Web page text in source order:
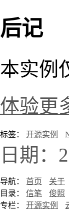
后记
本实例
体验更
标签： 开源实例
日期：
导航： 首页 关于
目录： 信笔 俊照
专栏： 开源实例